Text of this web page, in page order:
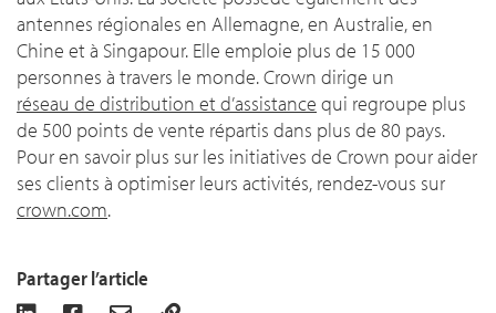
antennes régionales en Allemagne, en Australie, en
Chine et à Singapour. Elle emploie plus de 15 000
personnes à travers le monde. Crown dirige un
réseau de distribution et d’assistance qui regroupe plus
de 500 points de vente répartis dans plus de 80 pays.
Pour en savoir plus sur les initiatives de Crown pour aider
ses clients à optimiser leurs activités, rendez-vous sur
crown.com.
Partager l’article